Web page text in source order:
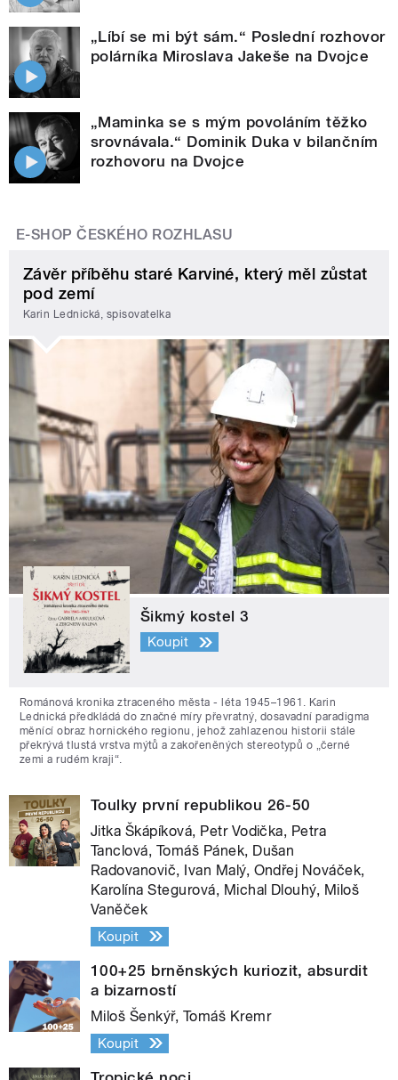
„Líbí se mi být sám.“ Poslední rozhovor
polárníka Miroslava Jakeše na Dvojce
„Maminka se s mým povoláním těžko
srovnávala.“ Dominik Duka v bilančním
rozhovoru na Dvojce
E-SHOP ČESKÉHO ROZHLASU
Závěr příběhu staré Karviné, který měl zůstat
pod zemí
Karin Lednická, spisovatelka
Šikmý kostel 3
Koupit
Románová kronika ztraceného města - léta 1945–1961. Karin
Lednická předkládá do značné míry převratný, dosavadní paradigma
měnící obraz hornického regionu, jehož zahlazenou historii stále
překrývá tlustá vrstva mýtů a zakořeněných stereotypů o „černé
zemi a rudém kraji“.
Toulky první republikou 26-50
Jitka Škápíková, Petr Vodička, Petra
Tanclová, Tomáš Pánek, Dušan
Radovanovič, Ivan Malý, Ondřej Nováček,
Karolína Stegurová, Michal Dlouhý, Miloš
Vaněček
Koupit
100+25 brněnských kuriozit, absurdit
a bizarností
Miloš Šenkýř, Tomáš Kremr
Koupit